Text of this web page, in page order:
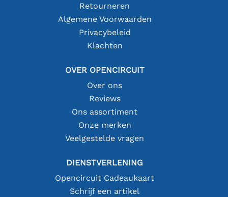
Retourneren
Algemene Voorwaarden
Privacybeleid
Klachten
OVER OPENCIRCUIT
Over ons
Reviews
Ons assortiment
Onze merken
Veelgestelde vragen
DIENSTVERLENING
Opencircuit Cadeaukaart
Schrijf een artikel